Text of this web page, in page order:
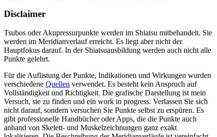
Disclaimer
Tsubos oder Akupressurpunkte werden im Shiatsu mitbehandelt. Sie
werden im Meridianverlauf erreicht. Es liegt aber nicht der
Hauptfokus darauf. In der Shiatsuausbildung werden auch nicht alle
Punkte gelehrt.
Für die Auflistung der Punkte, Indikationen und Wirkungen wurden
verschiedene Quellen verwendet. Es besteht kein Anspruch auf
Vollständigkeit und Richtigkeit. Die grafische Darstellung ist mein
Versuch, sie zu finden und ein work in progress. Verlassen Sie sich
nicht darauf, sondern versuchen Sie Punkte selbst zu erspüren. Es
gibt professionelle Handbücher oder Apps, die die Punkte auch
anhand von Skelett- und Muskelzeichnungen ganz exakt